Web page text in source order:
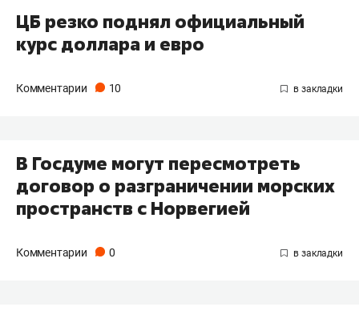
ЦБ резко поднял официальный
курс доллара и евро
Комментарии 10
В Госдуме могут пересмотреть
договор о разграничении морских
пространств с Норвегией
Комментарии 0